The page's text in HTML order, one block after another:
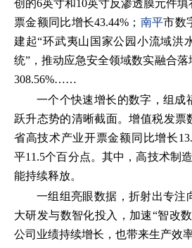
创的6英寸和10英寸反渗透膜元件
票金额同比增长43.44%； 南平市数
建起“环武夷山国家公园小流域洪
统”，推动应急安全领域数实融合
308.56%……
一个个快速增长的数字，组成
跃升态势的清晰截面。增值税发票
省高技术产业开票金额同比增长
平11.5个百分点。其中，高技术制
能持续释放。
一组组亮眼数据，折射出专注
大研发与数智化投入，加速“智改
公司业绩持续增长，也带来生产效